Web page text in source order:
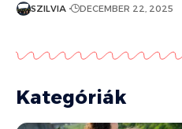
SZILVIA DECEMBER 22, 2025
Kategóriák